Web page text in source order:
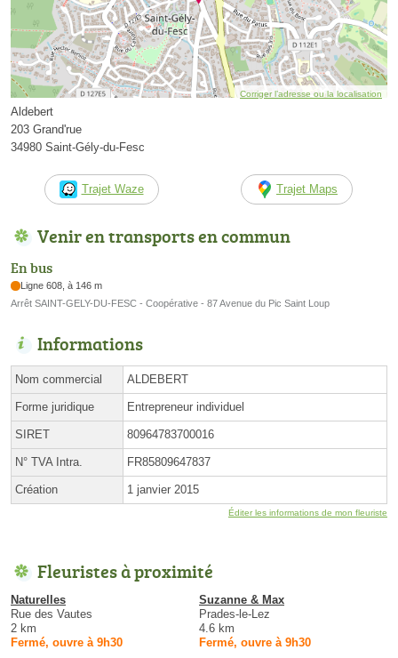
Corriger l’adresse ou la localisation
Aldebert
203 Grand'rue
34980 Saint-Gély-du-Fesc
Trajet Waze Trajet Maps
Venir en transports en commun
En bus
Ligne 608, à 146 m
Arrêt SAINT-GELY-DU-FESC - Coopérative - 87 Avenue du Pic Saint Loup
Informations
Nom commercial ALDEBERT
Forme juridique Entrepreneur individuel
SIRET 80964783700016
N° TVA Intra. FR85809647837
Création 1 janvier 2015
Éditer les informations de mon fleuriste
Fleuristes à proximité
Naturelles
Rue des Vautes
2 km
Fermé, ouvre à 9h30
Suzanne & Max
Prades-le-Lez
4.6 km
Fermé, ouvre à 9h30